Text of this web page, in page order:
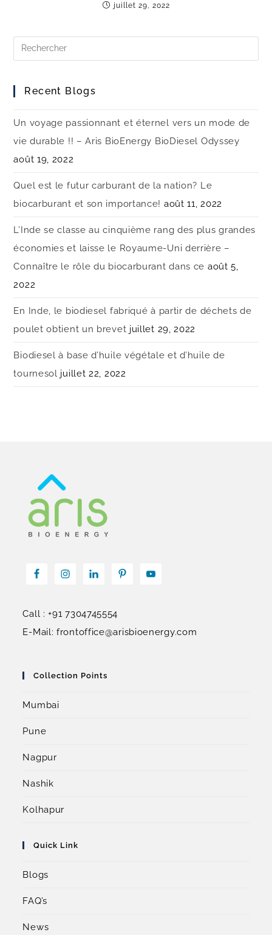
juillet 29, 2022
Recent Blogs
Un voyage passionnant et éternel vers un mode de
vie durable !! – Aris BioEnergy BioDiesel Odyssey
août 19, 2022
Quel est le futur carburant de la nation? Le
biocarburant et son importance! août 11, 2022
L’Inde se classe au cinquième rang des plus grandes
économies et laisse le Royaume-Uni derrière –
Connaître le rôle du biocarburant dans ce août 5,
2022
En Inde, le biodiesel fabriqué à partir de déchets de
poulet obtient un brevet juillet 29, 2022
Biodiesel à base d’huile végétale et d’huile de
tournesol juillet 22, 2022
Call : +91 7304745554
E-Mail: frontoffice@arisbioenergy.com
Collection Points
Mumbai
Pune
Nagpur
Nashik
Kolhapur
Quick Link
Blogs
FAQ’s
News